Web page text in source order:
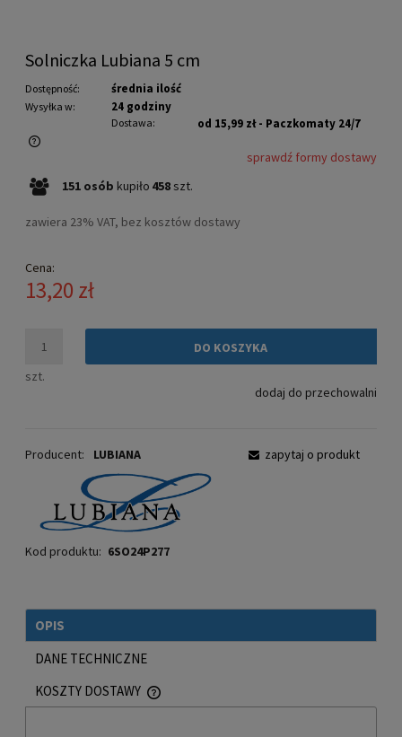
Solniczka Lubiana 5 cm
Dostępność: średnia ilość
Wysyłka w: 24 godziny
Dostawa: od 15,99 zł - Paczkomaty 24/7
Cena nie zawiera ewentualnych kosztów płatności
sprawdź formy dostawy
151 osób kupiło 458 szt.
zawiera 23% VAT, bez kosztów dostawy
Cena:
13,20 zł
szt.
DO KOSZYKA
dodaj do przechowalni
Producent: LUBIANA
Kod produktu: 6SO24P277
zapytaj o produkt
OPIS
DANE TECHNICZNE
KOSZTY DOSTAWY
CENA NIE ZAWIERA EWENTUALNYCH KOSZTÓW PŁATNOŚCI